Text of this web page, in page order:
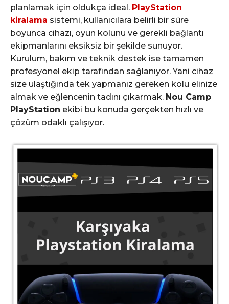
planlamak için oldukça ideal. PlayStation
kiralama sistemi, kullanıcılara belirli bir süre
boyunca cihazı, oyun kolunu ve gerekli bağlantı
ekipmanlarını eksiksiz bir şekilde sunuyor.
Kurulum, bakım ve teknik destek ise tamamen
profesyonel ekip tarafından sağlanıyor. Yani cihaz
size ulaştığında tek yapmanız gereken kolu elinize
almak ve eğlencenin tadını çıkarmak. Nou Camp
PlayStation ekibi bu konuda gerçekten hızlı ve
çözüm odaklı çalışıyor.